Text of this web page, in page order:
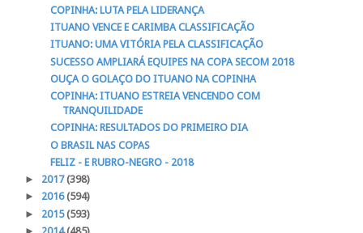
COPINHA: LUTA PELA LIDERANÇA
ITUANO VENCE E CARIMBA CLASSIFICAÇÃO
ITUANO: UMA VITÓRIA PELA CLASSIFICAÇÃO
SUCESSO AMPLIARÁ EQUIPES NA COPA SECOM 2018
OUÇA O GOLAÇO DO ITUANO NA COPINHA
COPINHA: ITUANO ESTREIA VENCENDO COM
TRANQUILIDADE
COPINHA: RESULTADOS DO PRIMEIRO DIA
O BRASIL NAS COPAS
FELIZ - E RUBRO-NEGRO - 2018
► 2017(398)
► 2016(594)
► 2015(593)